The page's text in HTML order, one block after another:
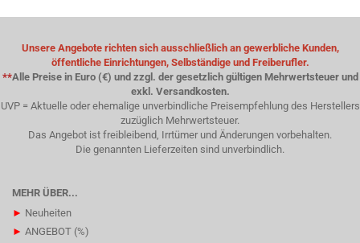
Unsere Angebote richten sich ausschließlich an gewerbliche Kunden,
öffentliche Einrichtungen, Selbständige und Freiberufler.
**Alle Preise in Euro (€) und zzgl. der gesetzlich gültigen Mehrwertsteuer und
exkl. Versandkosten.
UVP = Aktuelle oder ehemalige unverbindliche Preisempfehlung des Herstellers
zuzüglich Mehrwertsteuer.
Das Angebot ist freibleibend, Irrtümer und Änderungen vorbehalten.
Die genannten Lieferzeiten sind unverbindlich.
MEHR ÜBER...
► Neuheiten
► ANGEBOT (%)